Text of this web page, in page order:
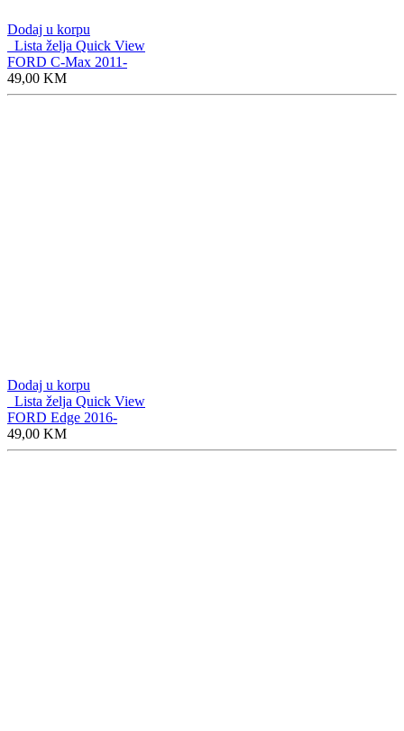
Dodaj u korpu
Lista želja Quick View
FORD C-Max 2011-
49,00 KM
Dodaj u korpu
Lista želja Quick View
FORD Edge 2016-
49,00 KM